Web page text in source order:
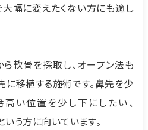
大幅に変えたくない方にも適し
軟骨を採取し、オープン法も
に移植する施術です。鼻先を少
高い位置を少し下にしたい、
う方に向いています。